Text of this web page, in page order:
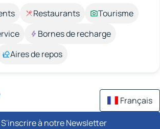
Restaurants
Tourisme
Bornes de recharge
Aires de repos
Français
S'inscrire à notre Newsletter